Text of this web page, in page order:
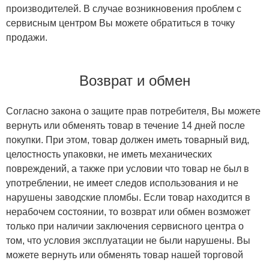
производителей. В случае возникновения проблем с
сервисным центром Вы можете обратиться в точку
продажи.
Возврат и обмен
Согласно закона о защите прав потребителя, Вы можете
вернуть или обменять товар в течение 14 дней после
покупки. При этом, товар должен иметь товарный вид,
целостность упаковки, не иметь механических
повреждений, а также при условии что товар не был в
употреблении, не имеет следов использования и не
нарушены заводские пломбы. Если товар находится в
нерабочем состоянии, то возврат или обмен возможет
только при наличии заключения сервисного центра о
том, что условия эксплуатации не были нарушены. Вы
можете вернуть или обменять товар нашей торговой